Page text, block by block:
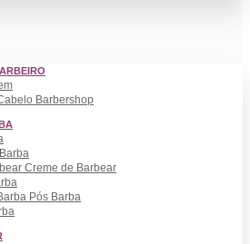
Barbershop
Creme de Barbear
Pós Barba